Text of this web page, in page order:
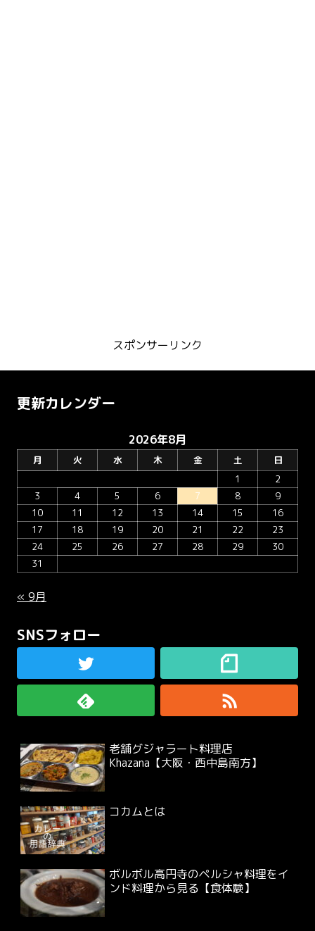
スポンサーリンク
更新カレンダー
2026年8月
月 火 水 木 金 土
日
1
2
3
4 5 6 7 8
9
10
11 12 13 14 15
16
17
18 19 20 21 22
23
24
25 26 27 28 29
30
31
« 9月
SNSフォロー
老舗グジャラート料理店
Khazana【大阪・西中島南方】
コカムとは
ボルボル高円寺のペルシャ料理をイ
ンド料理から見る【食体験】